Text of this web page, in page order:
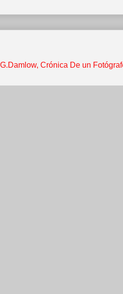
Crónica De un